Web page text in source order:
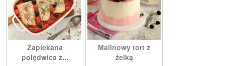
Zapiekana
polędwica z...
Malinowy tort z
żelką